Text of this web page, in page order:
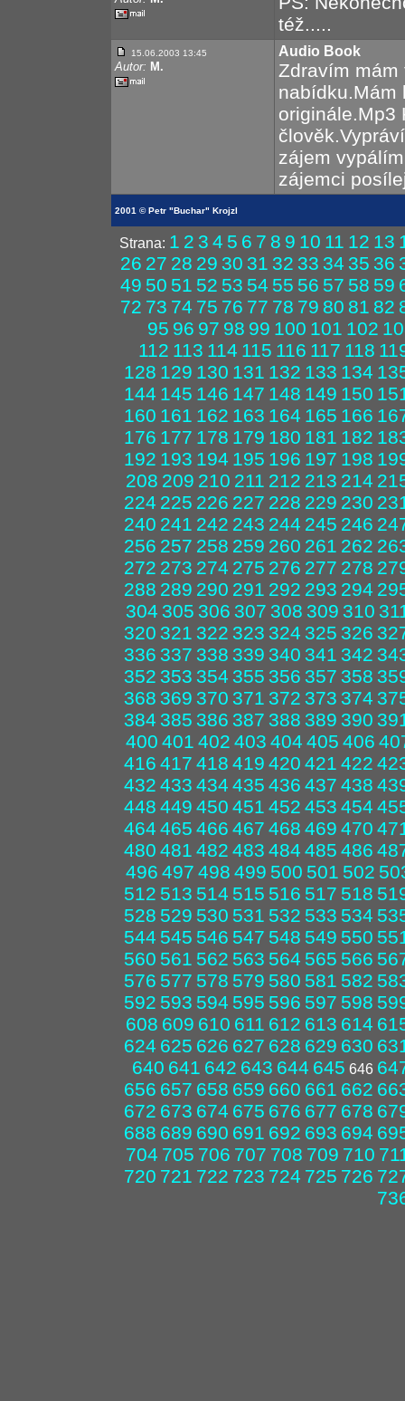
též.....
15.06.2003 13:45
Autor: M.
Audio Book
Zdravím
nabídku.Mám
originále.Mp3
zájem
zájemci
2001 © Petr "Buchar" Krojzl
Strana: 1 2 3 4 5 6 7 8 9 10 11 12 13
26 27 28 29 30 31 32 33 34 35 36
49 50 51 52 53 54 55 56 57 58 59
72 73 74 75 76 77 78 79 80 81 82
95 96 97 98 99 100 101 102
112 113 114 115 116 117 118
128 129 130 131 132 133 134
144 145 146 147 148 149 150
160 161 162 163 164 165 166
176 177 178 179 180 181 182
192 193 194 195 196 197 198
208 209 210 211 212 213 214
224 225 226 227 228 229 230
240 241 242 243 244 245 246
256 257 258 259 260 261 262
272 273 274 275 276 277 278
288 289 290 291 292 293 294
304 305 306 307 308 309 310
320 321 322 323 324 325 326
336 337 338 339 340 341 342
352 353 354 355 356 357 358
368 369 370 371 372 373 374
384 385 386 387 388 389 390
400 401 402 403 404 405 406
416 417 418 419 420 421 422
432 433 434 435 436 437 438
448 449 450 451 452 453 454
464 465 466 467 468 469 470
480 481 482 483 484 485 486
496 497 498 499 500 501 502
512 513 514 515 516 517 518
528 529 530 531 532 533 534
544 545 546 547 548 549 550
560 561 562 563 564 565 566
576 577 578 579 580 581 582
592 593 594 595 596 597 598
608 609 610 611 612 613 614
624 625 626 627 628 629 630
640 641 642 643 644 645 646
656 657 658 659 660 661 662
672 673 674 675 676 677 678
688 689 690 691 692 693 694
704 705 706 707 708 709 710
720 721 722 723 724 725 726